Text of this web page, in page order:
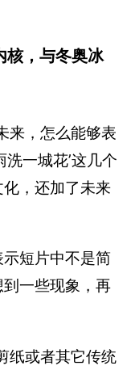
核，与冬奥冰
来，怎么能够表
一城花’这几个
，还加了未来
短片中不是简
一些现象，再
纸或者其它传统